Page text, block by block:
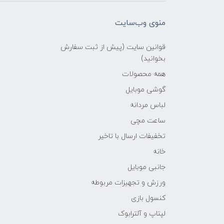
منوی وب‌سایت
قوانین سایت (پیش از ثبت سفارش
بخوانید)
همه محصولات
گوشی موبایل
لباس مردانه
ساعت مچی
تخفیفات ارسال با تاخیر
خانه
جانبی موبایل
ورزش و تجهیزات مربوطه
کنسول بازی
لپتاپ و آلترابوک